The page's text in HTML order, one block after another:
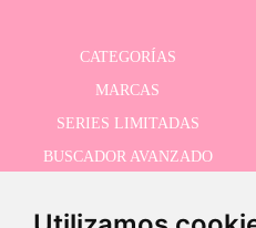
CATEGORÍAS
MARCAS
SERIES LIMITADAS
BUSCADOR AVANZADO